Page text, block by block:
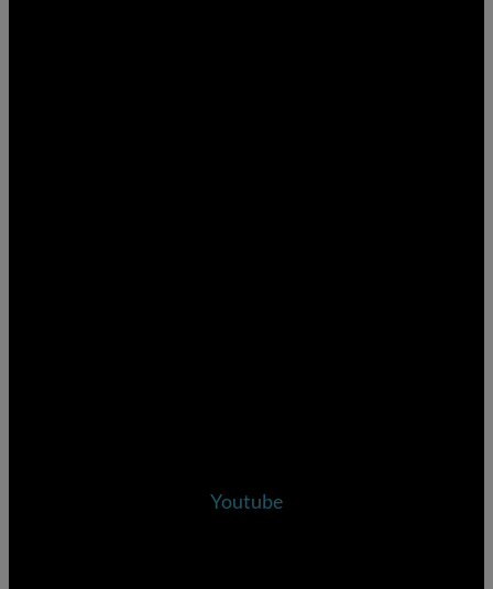
Youtube